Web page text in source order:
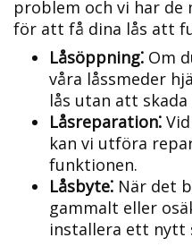
problem och vi har de
för att få dina lås att
Låsöppning⁚ Om
våra låssmeder
lås utan att skada
Låsreparation⁚
kan vi utföra
funktionen.​
Låsbyte⁚ När det
gammalt eller
installera ett nytt